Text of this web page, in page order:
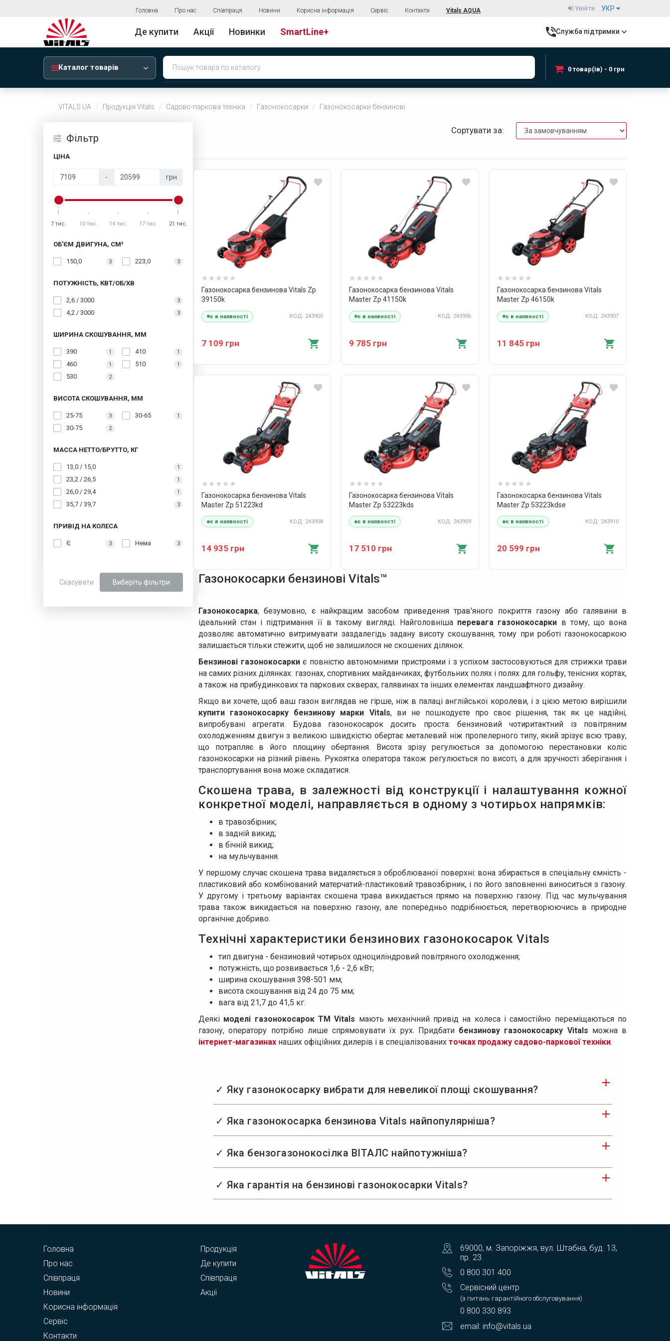
Головна Про нас Співпраця Новини Корисна інформація Сервіс Контакти Vitals AQUA УКР
Увійти
Де купити Акції Новинки SmartLine+ Служба підтримки
Каталог товарів 0 товар(ів) - 0 грн
VITALS.UA Продукція Vitals Садово-паркова техніка Газонокосарки Газонокосарки бензинові
Фiльтр
ЦІНА
- грн
7 тис. 10 тис. 14 тис. 17 тис. 21 тис.
ОБ'ЄМ ДВИГУНА, СМ³
150,0 3 223,0 3
ПОТУЖНІСТЬ, КВТ/ОБ/ХВ
2,6 / 3000 3
4,2 / 3000 3
ШИРИНА СКОШУВАННЯ, ММ
390 1 410 1
460 1 510 1
530 2
ВИСОТА СКОШУВАННЯ, ММ
25-75 3 30-65 1
30-75 2
МАССА НЕТТО/БРУТТО, КГ
13,0 / 15,0 1
23,2 / 26,5 1
26,0 / 29,4 1
35,7 / 39,7 3
ПРИВІД НА КОЛЕСА
Є 3 Нема 3
Скасувати Виберіть фільтри
Сортувати за:
Газонокосарка бензинова Vitals Zp
39150k
є в наявності КОД: 243905
7 109 грн
Газонокосарка бензинова Vitals
Master Zp 41150k
є в наявності КОД: 243906
9 785 грн
Газонокосарка бензинова Vitals
Master Zp 46150k
є в наявності КОД: 243907
11 845 грн
Газонокосарка бензинова Vitals
Master Zp 51223kd
є в наявності КОД: 243908
14 935 грн
Газонокосарка бензинова Vitals
Master Zp 53223kds
є в наявності КОД: 243909
17 510 грн
Газонокосарка бензинова Vitals
Master Zp 53223kdsе
є в наявності КОД: 243910
20 599 грн
Газонокосарки бензинові Vitals™
Газонокосарка, безумовно, є найкращим засобом приведення трав'яного покриття газону або галявини в
ідеальний стан і підтримання її в такому вигляді. Найголовніша перевага газонокосарки в тому, що вона
дозволяє автоматично витримувати заздалегідь задану висоту скошування, тому при роботі газонокосаркою
залишається тільки стежити, щоб не залишилося не скошених ділянок.
Бензинові газонокосаркиє повністю автономними пристроями і з успіхом застосовуються для стрижки трави
на самих різних ділянках: газонах, спортивних майданчиках, футбольних полях і полях для гольфу, тенісних кортах,
а також на прибудинкових та паркових скверах, галявинах та інших елементах ландшафтного дизайну.
Якщо ви хочете, щоб ваш газон виглядав не гірше, ніж в палаці англійської королеви, і з цією метою вирішили
купити газонокосарку бензинову марки Vitals, ви не пошкодуєте про своє рішення, так як це надійні,
випробувані агрегати. Будова газонокосарок досить проста: бензиновий чотиритактний із повітряним
охолодженням двигун з великою швидкістю обертає металевий ніж пропелерного типу, який зрізує всю траву,
що потрапляє в його площину обертання. Висота зрізу регулюється за допомогою перестановки коліс
газонокосарки на різний рівень. Рукоятка оператора також регулюється по висоті, а для зручності зберігання і
транспортування вона може складатися.
Скошена трава, в залежності від конструкції і налаштування кожної
конкретної моделі, направляється в одному з чотирьох напрямків:
в травозбірник;
в задній викид;
в бічній викид;
на мульчування.
У першому случає скошена трава видаляється з оброблюваної поверхні: вона збирається в спеціальну ємність -
пластиковий або комбінований матерчатий-пластиковий травозбірник, і по його заповненні виноситься з газону.
У другому і третьому варіантах скошена трава викидається прямо на поверхню газону. Під час мульчування
трава також викидається на поверхню газону, але попередньо подрібнюється, перетворюючись в природне
органічне добриво.
Технічні характеристики бензинових газонокосарок Vitals
тип двигуна - бензиновий чотирьох одноциліндровий повітряного охолодження;
потужність, що розвивається 1,6 - 2,6 кВт;
ширина скошування 398-501 мм;
висота скошування від 24 до 75 мм;
вага від 21,7 до 41,5 кг.
Деякі моделі газонокосарок ТМ Vitals мають механічний привід на колеса і самостійно переміщаються по
газону, оператору потрібно лише спрямовувати їх рух. Придбати бензинову газонокосарку Vitals можна в
інтернет-магазинах наших офіційних дилерів і в спеціалізованих точках продажу садово-паркової техніки.
✓ Яку газонокосарку вибрати для невеликої площі скошування?
✓ Яка газонокосарка бензинова Vitals найпопулярніша?
✓ Яка бензогазонокосілка ВІТАЛС найпотужніша?
✓ Яка гарантія на бензинові газонокосарки Vitals?
Головна
Про нас
Співпраця
Новини
Корисна інформація
Сервіс
Контакти
Продукція
Де купити
Співпраця
Акції
69000, м. Запоріжжя, вул. Штабна, буд. 13,
пр. 23.
0 800 301 400
Сервісний центр
(з питань гарантійного обслуговування)
0 800 330 893
email: info@vitals.ua